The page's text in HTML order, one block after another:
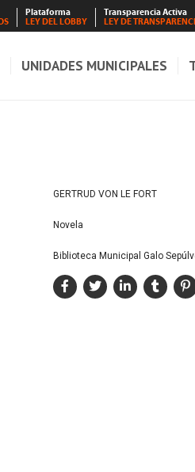
Plataforma
LEY DEL LOBBY
Transparencia Activa
LEY DE
UNIDADES MUNICIPALES
GERTRUD VON LE FORT
Novela
Biblioteca Municipal Galo